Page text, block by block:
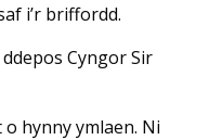
i’r briffordd.
Cyngor Sir
hynny ymlaen. Ni